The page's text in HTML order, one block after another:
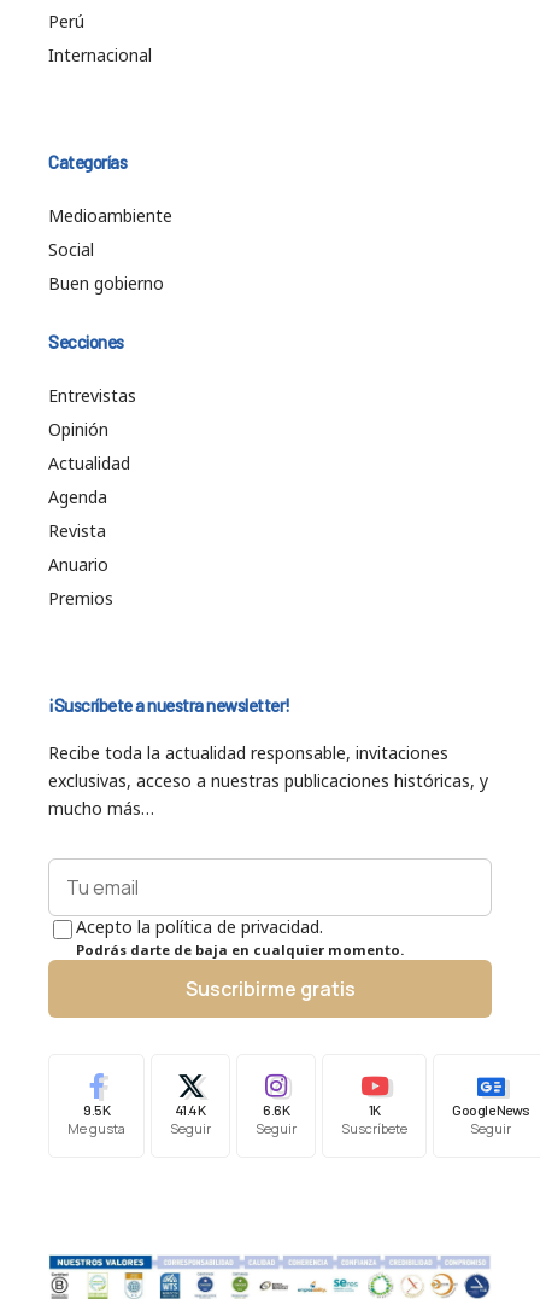
Perú
Internacional
Categorías
Medioambiente
Social
Buen gobierno
Secciones
Entrevistas
Opinión
Actualidad
Agenda
Revista
Anuario
Premios
¡Suscríbete a nuestra newsletter!
Recibe toda la actualidad responsable, invitaciones
exclusivas, acceso a nuestras publicaciones históricas, y
mucho más…
Acepto la política de privacidad.
Podrás darte de baja en cualquier momento.
Suscribirme gratis
9.5K
Me gusta
41.4K
Seguir
6.6K
Seguir
1K
Suscríbete
Google News
Seguir